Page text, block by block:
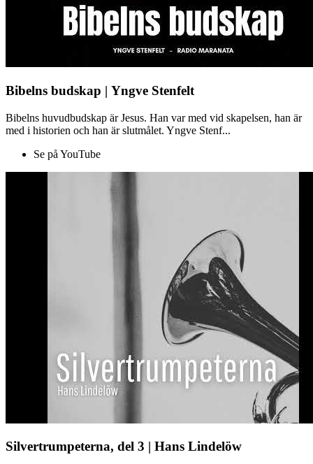
Bibelns budskap | Yngve Stenfelt
Bibelns huvudbudskap är Jesus. Han var med vid skapelsen, han är
med i historien och han är slutmålet. Yngve Stenf...
Se på YouTube
Silvertrumpeterna, del 3 | Hans Lindelöw